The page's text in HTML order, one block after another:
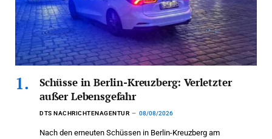
Schüsse in Berlin-Kreuzberg: Verletzter
außer Lebensgefahr
DTS NACHRICHTENAGENTUR 08/08/2026
Nach den erneuten Schüssen in Berlin-Kreuzberg am